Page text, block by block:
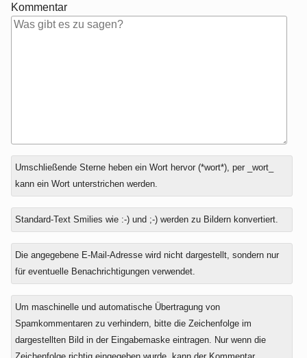
Kommentar
Antwort
zu
Umschließende Sterne heben ein Wort hervor (*wort*), per _wort_
kann ein Wort unterstrichen werden.
Standard-Text Smilies wie :-) und ;-) werden zu Bildern konvertiert.
Die angegebene E-Mail-Adresse wird nicht dargestellt, sondern nur
für eventuelle Benachrichtigungen verwendet.
Um maschinelle und automatische Übertragung von
Spamkommentaren zu verhindern, bitte die Zeichenfolge im
dargestellten Bild in der Eingabemaske eintragen. Nur wenn die